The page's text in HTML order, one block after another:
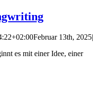
Februar 13th, 2025|
es mit einer Idee, einer